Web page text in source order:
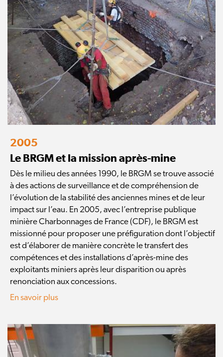
2005
Le BRGM et la mission après-mine
Dès le milieu des années 1990, le BRGM se trouve associé
à des actions de surveillance et de compréhension de
l’évolution de la stabilité des anciennes mines et de leur
impact sur l’eau. En 2005, avec l’entreprise publique
minière Charbonnages de France (CDF), le BRGM est
missionné pour proposer une préfiguration dont l’objectif
est d’élaborer de manière concrète le transfert des
compétences et des installations d’après-mine des
exploitants miniers après leur disparition ou après
renonciation aux concessions.
En savoir plus